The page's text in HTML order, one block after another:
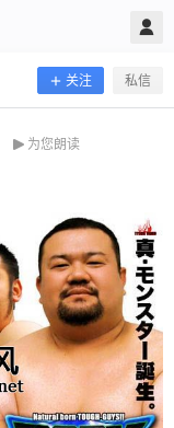
关注 私信
为您朗读
2019/4/23